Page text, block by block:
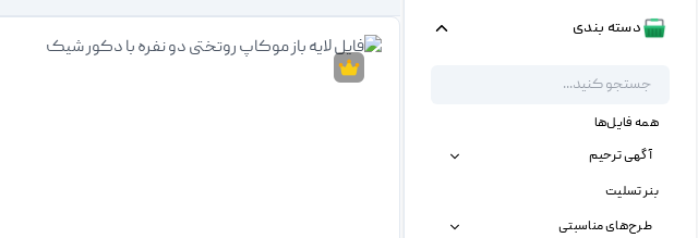
دسته بندی
همه فایل‌ها
آگهی ترحیم
بنر تسلیت
طرح‌های مناسبتی